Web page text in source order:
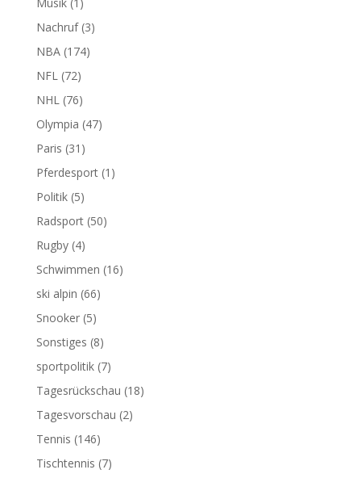
Nachruf(3)
NBA(174)
NFL(72)
NHL(76)
Olympia (47)
Paris (31)
Pferdesport(1)
Politik(5)
Radsport(50)
Rugby(4)
Schwimmen (16)
ski alpin (66)
Snooker(5)
Sonstiges (8)
sportpolitik(7)
Tagesrückschau (18)
Tagesvorschau (2)
Tennis (146)
Tischtennis (7)